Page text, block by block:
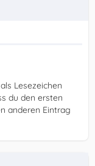
Lesezeichen
du den ersten
anderen Eintrag